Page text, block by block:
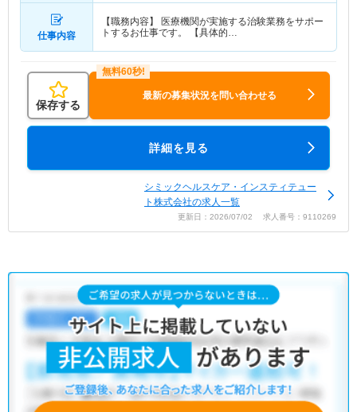
仕事内容
【職務内容】 医療機関が実施する治験業務をサポー
トするお仕事です。 【具体的…
保存する
最新の募集状況を問い合わせる
詳細を見る
シミックヘルスケア・インスティテュー
ト株式会社の求人一覧
更新日：2026/07/02 求人番号：9110269